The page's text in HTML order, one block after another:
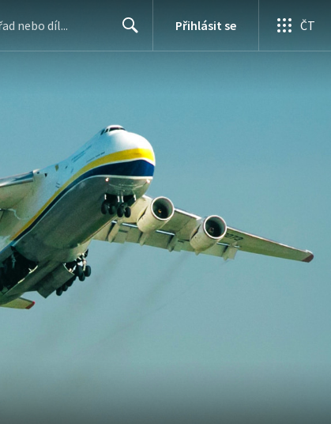
Přihlásit se ČT